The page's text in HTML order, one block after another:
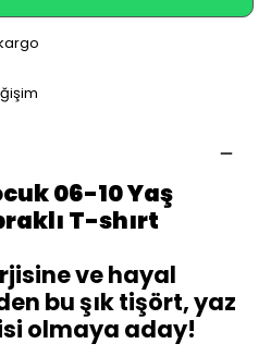
06-10 Yaş
T-shırt
ve hayal
bu şık tişört, yaz
olmaya aday!